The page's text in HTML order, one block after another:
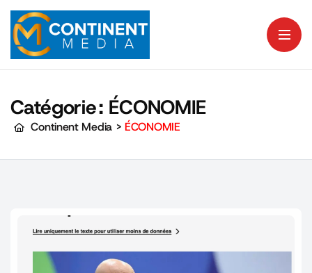
Catégorie : ÉCONOMIE
Continent Media>ÉCONOMIE